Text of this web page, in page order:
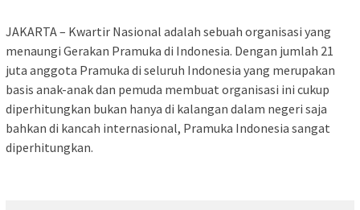
JAKARTA – Kwartir Nasional adalah sebuah organisasi yang
menaungi Gerakan Pramuka di Indonesia. Dengan jumlah 21
juta anggota Pramuka di seluruh Indonesia yang merupakan
basis anak-anak dan pemuda membuat organisasi ini cukup
diperhitungkan bukan hanya di kalangan dalam negeri saja
bahkan di kancah internasional, Pramuka Indonesia sangat
diperhitungkan.